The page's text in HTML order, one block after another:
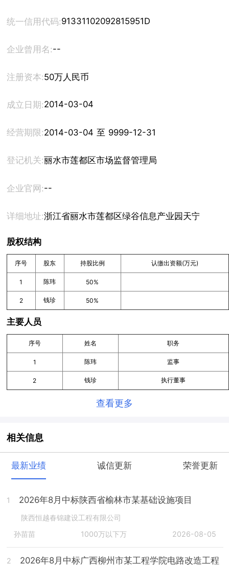
统一信用代码:91331102092815951D
企业曾用名:--
注册资本:50万人民币
成立日期:2014-03-04
经营期限: 2014-03-04 至 9999-12-31
登记机关:丽水市莲都区市场监督管理局
企业官网:--
详细地址:浙江省丽水市莲都区绿谷信息产业园天宁孵化
股权结构
序号 股东 持股比例 认缴出资额(万元)
1 陈玮 50%
2 钱珍 50%
主要人员
序号 姓名 职务
1 陈玮 监事
2 钱珍 执行董事
查看更多
相关信息
最新业绩 诚信更新 荣誉更新
1 2026年8月中标陕西省榆林市某基础设施项目
陕西恒越春锦建设工程有限公司
孙苗苗
1000万以下万 2026-08-05
2 2026年8月中标广西柳州市某工程学院电路改造工程